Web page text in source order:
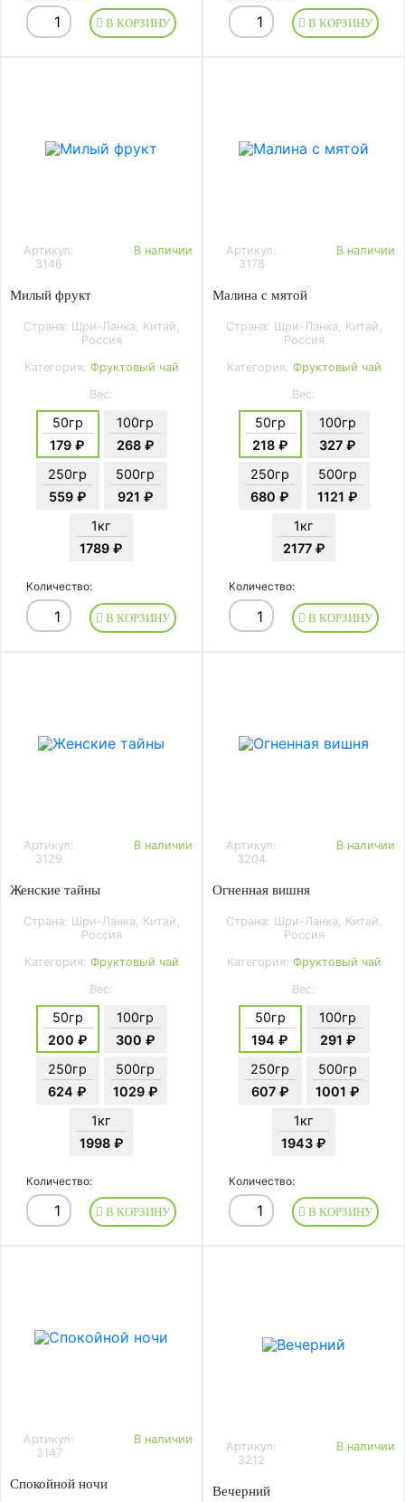
В КОРЗИНУ В КОРЗИНУ
Артикул:
3146
В наличии
Милый фрукт
Страна: Шри-Ланка, Китай,
Россия
Категория: Фруктовый чай
Вес:
50гр
179 ₽
100гр
268 ₽
250гр
559 ₽
500гр
921 ₽
1кг
1789 ₽
Количество:
В КОРЗИНУ
Артикул:
3178
В наличии
Малина с мятой
Страна: Шри-Ланка, Китай,
Россия
Категория: Фруктовый чай
Вес:
50гр
218 ₽
100гр
327 ₽
250гр
680 ₽
500гр
1121 ₽
1кг
2177 ₽
Количество:
В КОРЗИНУ
Артикул:
3129
В наличии
Женские тайны
Страна: Шри-Ланка, Китай,
Россия
Категория: Фруктовый чай
Вес:
50гр
200 ₽
100гр
300 ₽
250гр
624 ₽
500гр
1029 ₽
1кг
1998 ₽
Количество:
В КОРЗИНУ
Артикул:
3204
В наличии
Огненная вишня
Страна: Шри-Ланка, Китай,
Россия
Категория: Фруктовый чай
Вес:
50гр
194 ₽
100гр
291 ₽
250гр
607 ₽
500гр
1001 ₽
1кг
1943 ₽
Количество:
В КОРЗИНУ
Артикул:
3147
В наличии
Спокойной ночи
Артикул:
3212
В наличии
Вечерний